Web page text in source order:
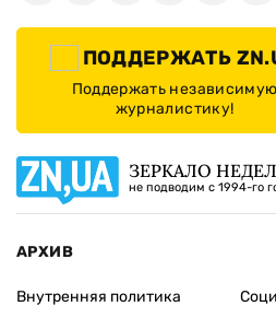
ПОДДЕРЖАТЬ
Поддержать независимую
журналистику!
ЗЕРКАЛО
не подводим с 1994-го
АРХИВ
Внутренняя политика